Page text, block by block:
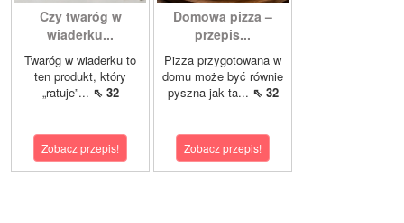
Czy twaróg w
wiaderku...
Twaróg w wiaderku to
ten produkt, który
„ratuje”... ⇖ 32
Zobacz przepis!
Domowa pizza –
przepis...
Pizza przygotowana w
domu może być równie
pyszna jak ta... ⇖ 32
Zobacz przepis!